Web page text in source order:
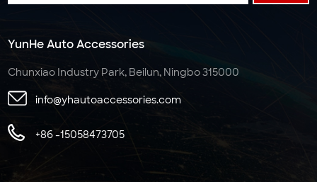
YunHe Auto Accessories
Chunxiao Industry Park, Beilun, Ningbo 315000
info@yhautoaccessories.com
+86 -15058473705